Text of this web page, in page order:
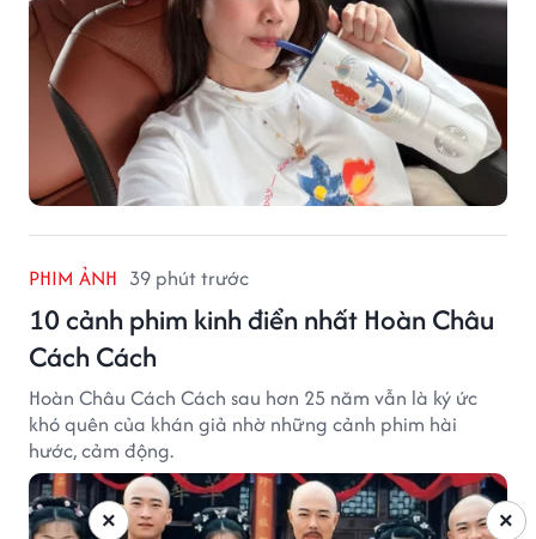
PHIM ẢNH 39 phút trước
10 cảnh phim kinh điển nhất Hoàn Châu
Cách Cách
Hoàn Châu Cách Cách sau hơn 25 năm vẫn là ký ức
khó quên của khán giả nhờ những cảnh phim hài
hước, cảm động.
×
×